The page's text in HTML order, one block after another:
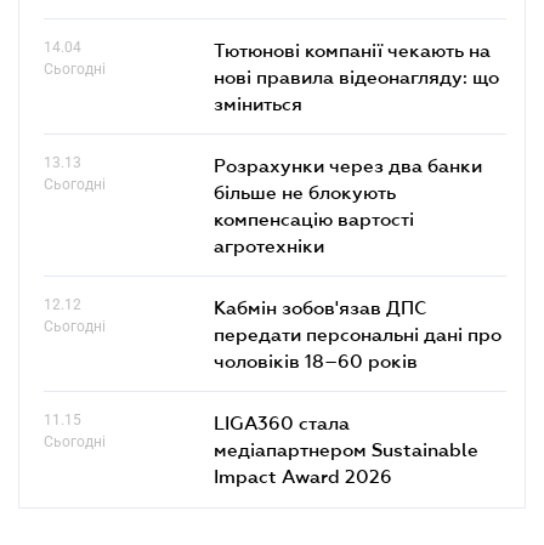
14.04
Сьогодні
Тютюнові компанії чекають на
нові правила відеонагляду: що
зміниться
13.13
Сьогодні
Розрахунки через два банки
більше не блокують
компенсацію вартості
агротехніки
12.12
Сьогодні
Кабмін зобов'язав ДПС
передати персональні дані про
чоловіків 18–60 років
11.15
Сьогодні
LIGA360 стала
медіапартнером Sustainable
Impact Award 2026